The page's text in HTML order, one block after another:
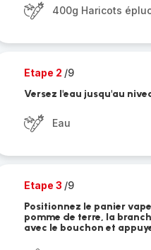
400g Haricots
Etape 2 /9
Versez l'eau jusqu'au
Eau
Etape 3 /9
Positionnez le panier
pomme de terre, la
avec le bouchon et